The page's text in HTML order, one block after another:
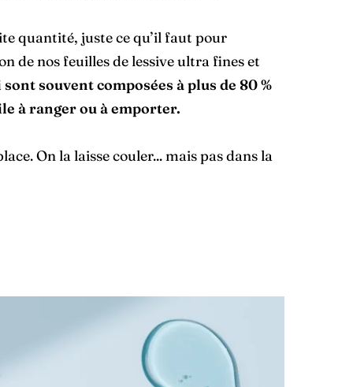
quantité, juste ce qu’il faut pour
de nos feuilles de lessive ultra fines et
souvent composées à plus de 80 %
à ranger ou à emporter.
On la laisse couler... mais pas dans la